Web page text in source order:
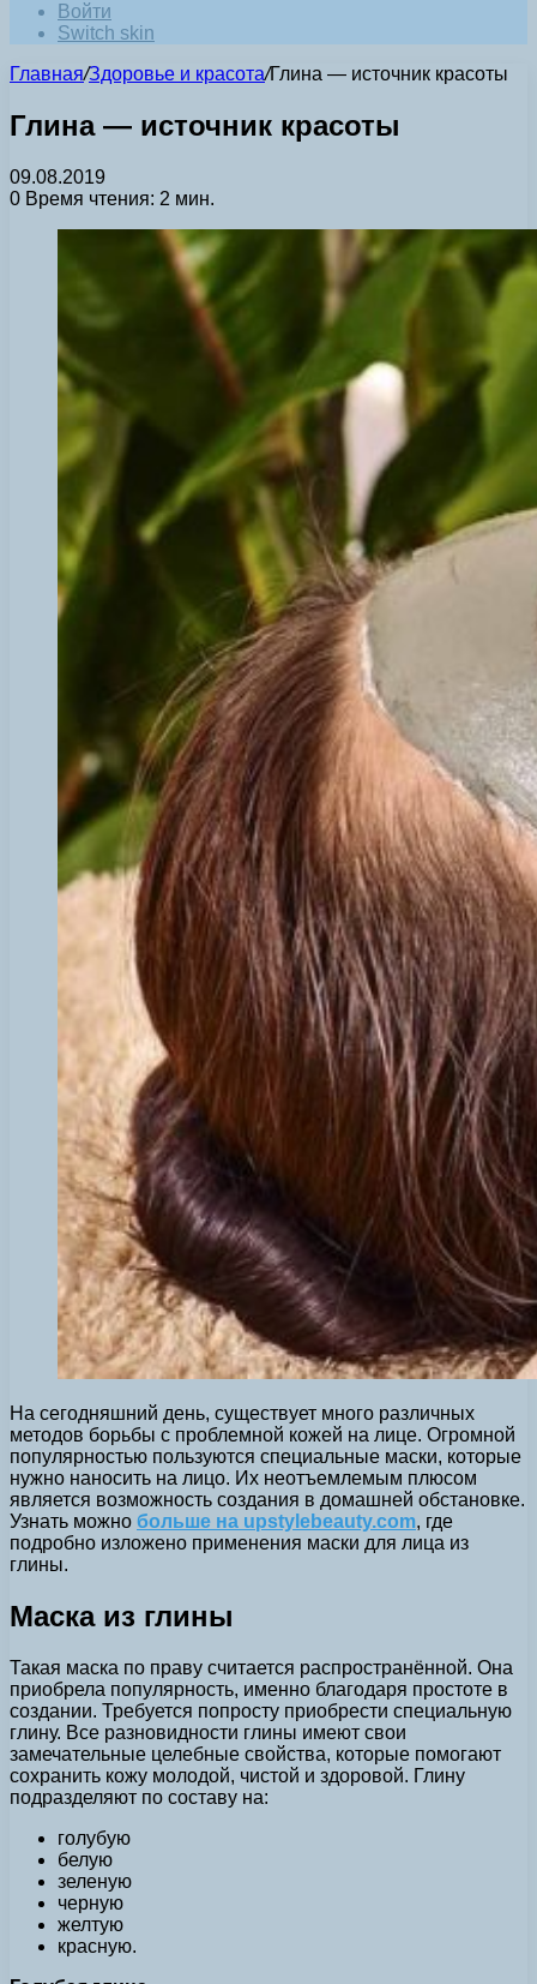
Войти
Switch skin
Главная/Здоровье и красота/Глина — источник красоты
Глина — источник красоты
09.08.2019
0 Время чтения: 2 мин.
На сегодняшний день, существует много различных
методов борьбы с проблемной кожей на лице. Огромной
популярностью пользуются специальные маски, которые
нужно наносить на лицо. Их неотъемлемым плюсом
является возможность создания в домашней обстановке.
Узнать можно больше на upstylebeauty.com, где
подробно изложено применения маски для лица из
глины.
Маска из глины
Такая маска по праву считается распространённой. Она
приобрела популярность, именно благодаря простоте в
создании. Требуется попросту приобрести специальную
глину. Все разновидности глины имеют свои
замечательные целебные свойства, которые помогают
сохранить кожу молодой, чистой и здоровой. Глину
подразделяют по составу на:
голубую
белую
зеленую
черную
желтую
красную.